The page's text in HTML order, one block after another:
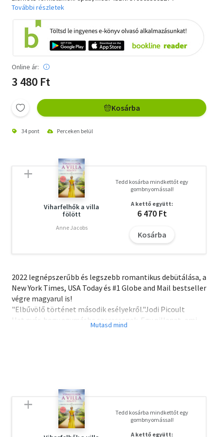
További részletek
Online ár:
3 480 Ft
Kosárba
34 pont Perceken belül
Viharfelhők a villa
fölött
Anne Jacobs
Tedd kosárba mindkettőt egy
gombnyomással!
A kettő együtt:
6 470 Ft
Kosárba
2022 legnépszerűbb és legszebb romantikus debütálása, a
New York Times, USA Today és #1 Globe and Mail bestseller
végre magyarul is!
"Elbűvölő történet második esélyekről."Jodi Picoult
Hat nyár, hogy egymásba szeressenek. Egy pillanat, ami
mindent elronthat. Egyetlen hétvége, hogy helyrehozzák
nyarait egy stílusos lakásra cserélte a nagyvárosban, ahol
bár társasági életet él, és rendszeresen találkozgat az új
barátaival, mégis mindenkit biztos távolságban tart a
Tedd kosárba mindkettőt egy
gombnyomással!
A kettő együtt: